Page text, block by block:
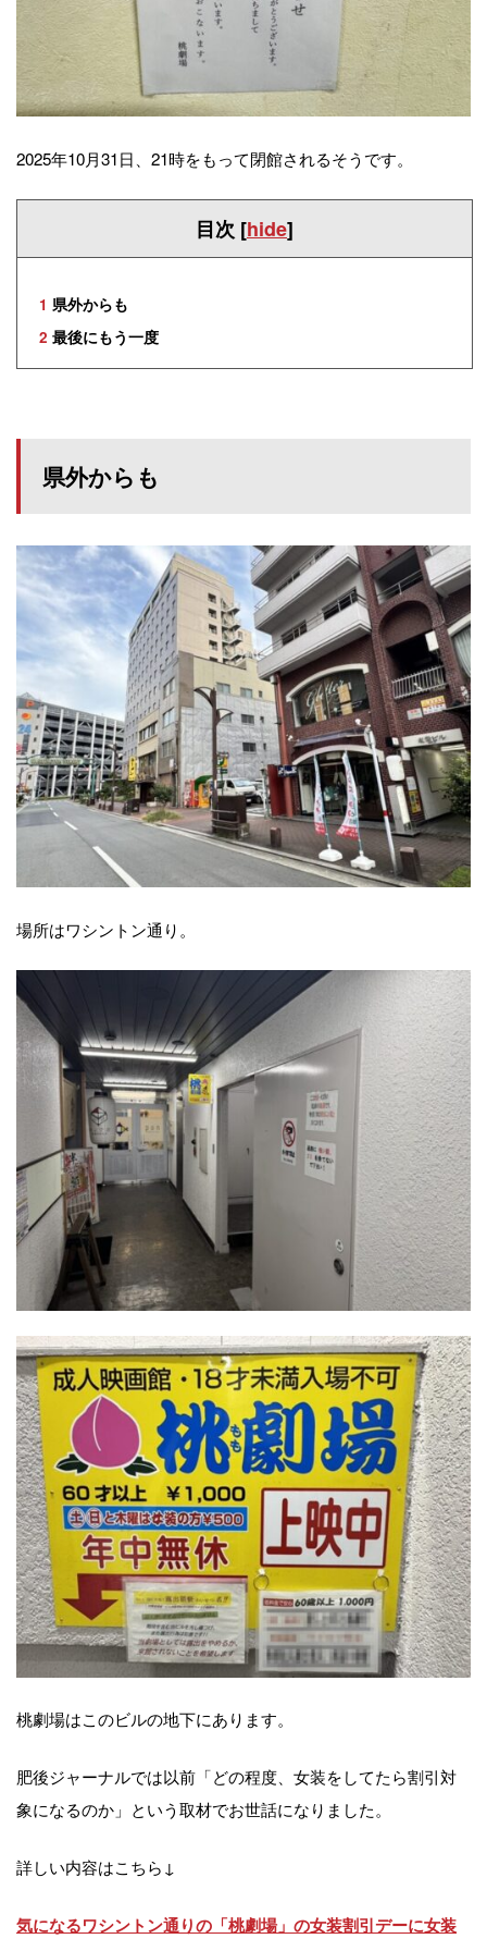
2025年10月31日、21時をもって閉館されるそうです。
目次 [hide]
1 県外からも
2 最後にもう一度
県外からも
場所はワシントン通り。
桃劇場はこのビルの地下にあります。
肥後ジャーナルでは以前「どの程度、女装をしてたら割引対
象になるのか」という取材でお世話になりました。
詳しい内容はこちら↓
気になるワシントン通りの「桃劇場」の女装割引デーに女装